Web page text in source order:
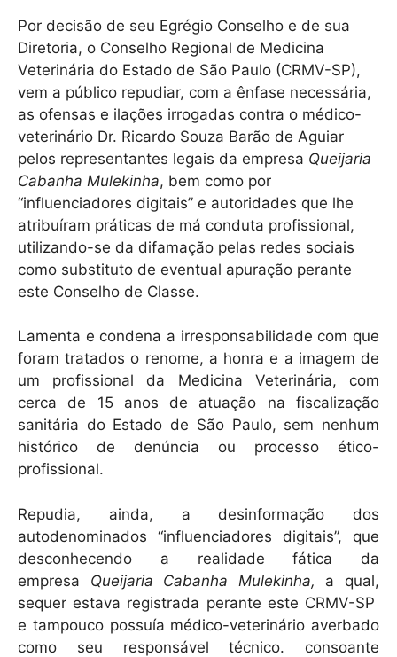
at
s
A
p
p
c
e
b
o
o
k
ai
l
Por decisão de seu Egrégio Conselho e de sua
Diretoria, o Conselho Regional de Medicina
Veterinária do Estado de São Paulo (CRMV-SP),
vem a público repudiar, com a ênfase necessária,
as ofensas e ilações irrogadas contra o médico-
veterinário Dr. Ricardo Souza Barão de Aguiar
pelos representantes legais da empresa Queijaria
Cabanha Mulekinha, bem como por
“influenciadores digitais” e autoridades que lhe
atribuíram práticas de má conduta profissional,
utilizando-se da difamação pelas redes sociais
como substituto de eventual apuração perante
este Conselho de Classe.
Lamenta e condena a irresponsabilidade com que
foram tratados o renome, a honra e a imagem de
um profissional da Medicina Veterinária, com
cerca de 15 anos de atuação na fiscalização
sanitária do Estado de São Paulo, sem nenhum
histórico de denúncia ou processo ético-
profissional.
Repudia, ainda, a desinformação dos
autodenominados “influenciadores digitais”, que
desconhecendo a realidade fática da
empresa Queijaria Cabanha Mulekinha, a qual,
sequer estava registrada perante este CRMV-SP
e tampouco possuía médico-veterinário averbado
como seu responsável técnico. consoante